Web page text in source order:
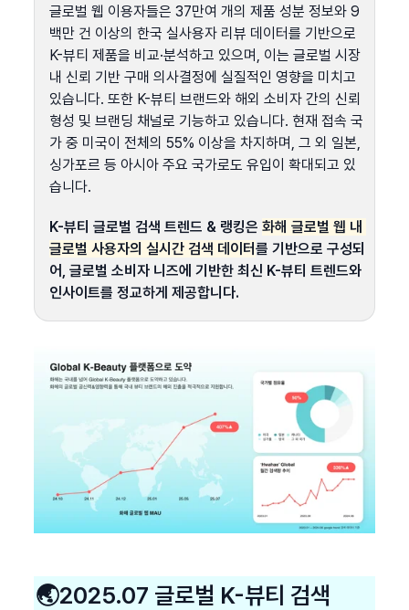
글로벌 웹 이용자들은 37만여 개의 제품 성분 정보와 9
백만 건 이상의 한국 실사용자 리뷰 데이터를 기반으로
K-뷰티 제품을 비교·분석하고 있으며, 이는 글로벌 시장
내 신뢰 기반 구매 의사결정에 실질적인 영향을 미치고
있습니다. 또한 K-뷰티 브랜드와 해외 소비자 간의 신뢰
형성 및 브랜딩 채널로 기능하고 있습니다. 현재 접속 국
가 중 미국이 전체의 55% 이상을 차지하며, 그 외 일본,
싱가포르 등 아시아 주요 국가로도 유입이 확대되고 있
습니다.
K-뷰티 글로벌 검색 트렌드 & 랭킹은 화해 글로벌 웹 내
글로벌 사용자의 실시간 검색 데이터를 기반으로 구성되
어, 글로벌 소비자 니즈에 기반한 최신 K-뷰티 트렌드와
인사이트를 정교하게 제공합니다.
🌏2025.07 글로벌 K-뷰티 검색